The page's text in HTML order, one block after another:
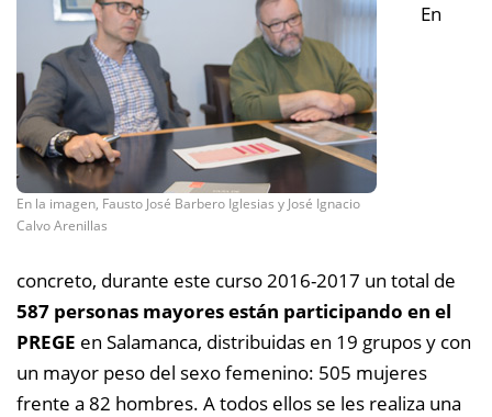
En la imagen, Fausto José Barbero Iglesias y José Ignacio
Calvo Arenillas
En
concreto, durante este curso 2016-2017 un total de
587 personas mayores están participando en el
PREGE en Salamanca, distribuidas en 19 grupos y con
un mayor peso del sexo femenino: 505 mujeres
frente a 82 hombres. A todos ellos se les realiza una